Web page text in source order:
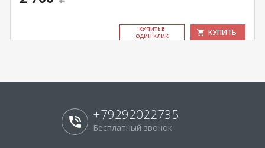
КУ­ПИТЬ В
ОДИН КЛИК
КУПИТЬ
+79292022735
Бесплатный звонок